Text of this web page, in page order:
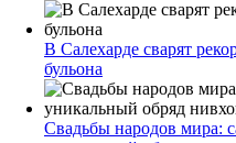
В Салехарде сварят
бульона
Свадьбы народов мира: